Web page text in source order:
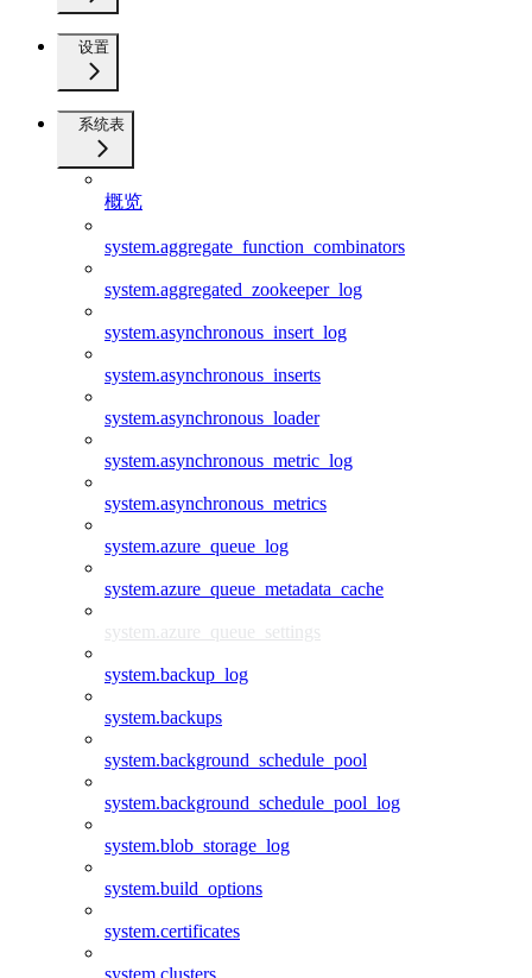
设置
系统表
概览
system.aggregate_function_combinators
system.aggregated_zookeeper_log
system.asynchronous_insert_log
system.asynchronous_inserts
system.asynchronous_loader
system.asynchronous_metric_log
system.asynchronous_metrics
system.azure_queue_log
system.azure_queue_metadata_cache
system.azure_queue_settings
system.backup_log
system.backups
system.background_schedule_pool
system.background_schedule_pool_log
system.blob_storage_log
system.build_options
system.certificates
system.clusters